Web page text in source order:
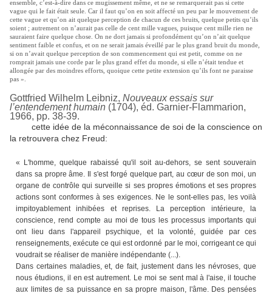
ensemble, c’est-à-dire dans ce mugissement même, et ne se remarquerait pas si cette
vague qui le fait était seule. Car il faut qu’on en soit affecté un peu par le mouvement de
cette vague et qu’on ait quelque perception de chacun de ces bruits, quelque petits qu’ils
soient ; autrement on n’aurait pas celle de cent mille vagues, puisque cent mille rien ne
sauraient faire quelque chose. On ne dort jamais si profondément qu’on n’ait quelque
sentiment faible et confus, et on ne serait jamais éveillé par le plus grand bruit du monde,
si on n’avait quelque perception de son commencement qui est petit, comme on ne
romprait jamais une corde par le plus grand effet du monde, si elle n’était tendue et
allongée par des moindres efforts, quoique cette petite extension qu’ils font ne paraisse
pas ».
Gottfried Wilhelm Leibniz, Nouveaux essais sur
l’entendement humain (1704), éd. Garnier-Flammarion,
1966, pp. 38-39.
cette idée de la méconnaissance de soi de la conscience on
la retrouvera chez Freud:
« L'homme, quelque rabaissé qu'il soit au-dehors, se sent souverain
dans sa propre âme. Il s'est forgé quelque part, au cœur de son moi, un
organe de contrôle qui surveille si ses propres émotions et ses propres
actions sont conformes à ses exigences. Ne le sont-elles pas, les voilà
impitoyablement inhibées et reprises. La perception intérieure, la
conscience, rend compte au moi de tous les processus importants qui
ont lieu dans l'appareil psychique, et la volonté, guidée par ces
renseignements, exécute ce qui est ordonné par le moi, corrigeant ce qui
voudrait se réaliser de manière indépendante (...).
Dans certaines maladies, et, de fait, justement dans les névroses, que
nous étudions, il en est autrement. Le moi se sent mal à l'aise, il touche
aux limites de sa puissance en sa propre maison, l'âme. Des pensées